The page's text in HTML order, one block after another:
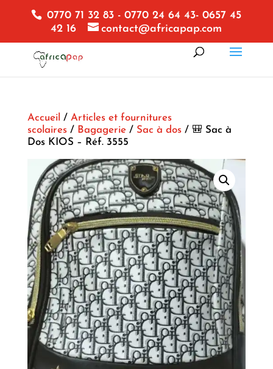
0770 71 32 83 - 0770 24 64 43- 0657 45
42 16
contact@africapap.com
Accueil / Articles et fournitures
scolaires/ Bagagerie/ Sac à dos/ 🎒 Sac à
Dos KIOS – Réf. 3555